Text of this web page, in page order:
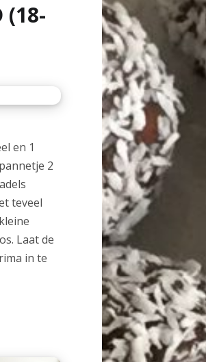
(18-
en 1
2
teveel
Laat de
in te